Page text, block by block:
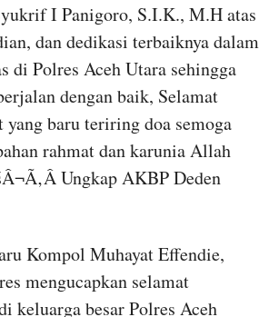
I Panigoro, S.I.K., M.H atas
dan dedikasi terbaiknya dalam
di Polres Aceh Utara sehingga
dengan baik, Selamat
yang baru teriring doa semoga
rahmat dan karunia Allah
Ungkap AKBP Deden
Kompol Muhayat Effendie,
mengucapkan selamat
keluarga besar Polres Aceh